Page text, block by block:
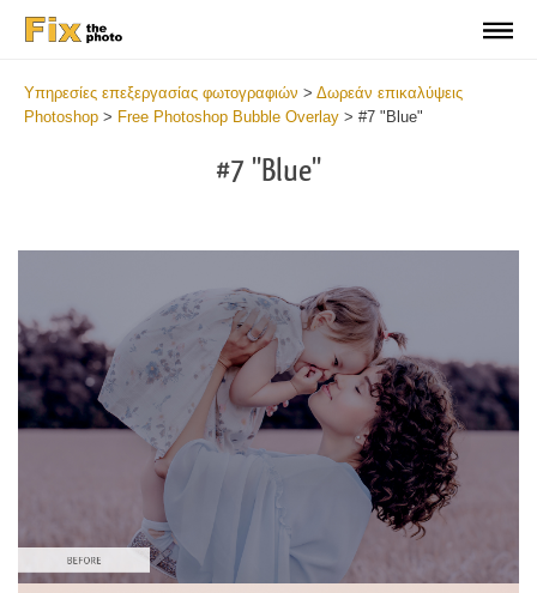
Υπηρεσίες επεξεργασίας φωτογραφιών > Δωρεάν επικαλύψεις
Photoshop > Free Photoshop Bubble Overlay > #7 "Blue"
#7 "Blue"